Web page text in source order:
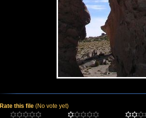
Rate this file (No vote yet)